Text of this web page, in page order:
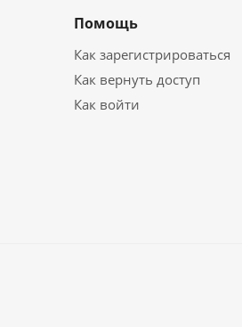
Помощь
Как зарегистрироваться
Как вернуть доступ
Как войти